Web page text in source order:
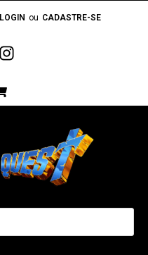
LOGIN ou CADASTRE-SE